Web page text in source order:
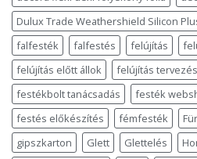
Dulux Trade Weathershield Silicon
falfesték
falfestés felújítás
felújítás előtt állok
felújítás
festékbolt tanácsadás
festék
festés előkészítés
fémfesték
gipszkarton
Glett Glettelés